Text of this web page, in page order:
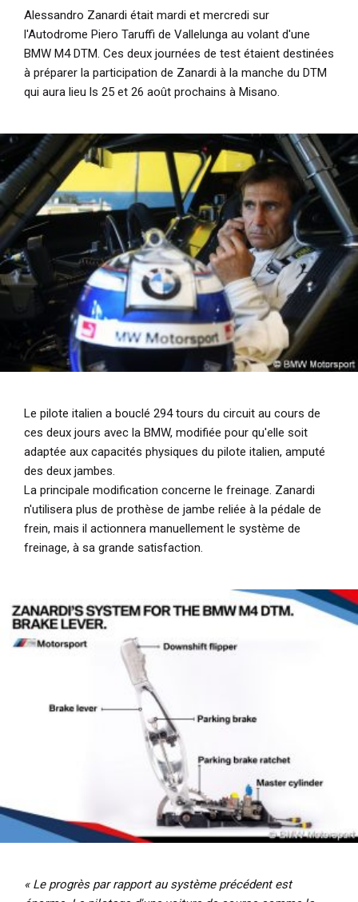
Alessandro Zanardi était mardi et mercredi sur
l'Autodrome Piero Taruffi de Vallelunga au volant d'une
BMW M4 DTM. Ces deux journées de test étaient destinées
à préparer la participation de Zanardi à la manche du DTM
qui aura lieu ls 25 et 26 août prochains à Misano.
Le pilote italien a bouclé 294 tours du circuit au cours de
ces deux jours avec la BMW, modifiée pour qu'elle soit
adaptée aux capacités physiques du pilote italien, amputé
des deux jambes.
La principale modification concerne le freinage. Zanardi
n'utilisera plus de prothèse de jambe reliée à la pédale de
frein, mais il actionnera manuellement le système de
freinage, à sa grande satisfaction.
« Le progrès par rapport au système précédent est